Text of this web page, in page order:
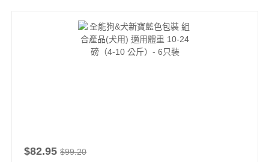
$82.95 $99.20